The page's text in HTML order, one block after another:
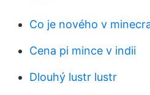
Co je nového v
Cena pi mince v indii
Dlouhý lustr lustr